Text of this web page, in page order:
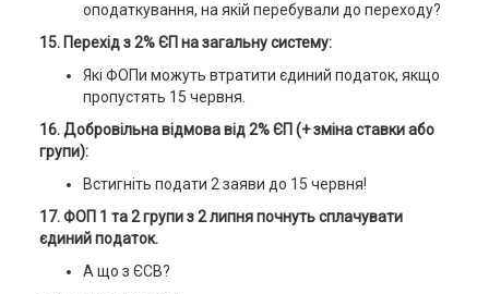
оподаткування, на якій перебували до переходу?
15. Перехід з 2% ЄП на загальну систему:
Які ФОПи можуть втратити єдиний податок, якщо
пропустять 15 червня.
16. Добровільна відмова від 2% ЄП (+ зміна ставки або
групи):
Встигніть подати 2 заяви до 15 червня!
17. ФОП 1 та 2 групи з 2 липня почнуть сплачувати
єдиний податок.
А що з ЄСВ?